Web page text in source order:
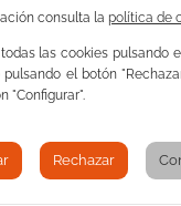
consulta la política de
las cookies pulsando
pulsando el botón
"Configurar".
Rechazar